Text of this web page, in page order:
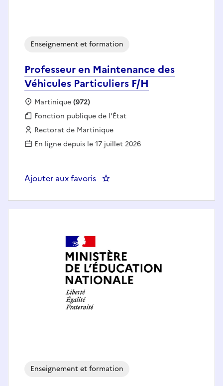
Professeur en Maintenance des
Véhicules Particuliers F/H
Enseignement et formation
Localisation :
Martinique(972)
Fonction publique :
Fonction publique de l'État
Employeur :
Rectorat de Martinique
En ligne depuis le 17 juillet 2026
Ajouter aux favoris : Professeur en Maintenance
Enseignement et formation